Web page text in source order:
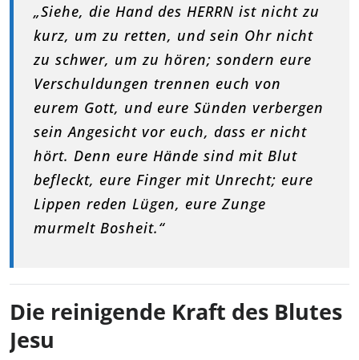
„Siehe, die Hand des HERRN ist nicht zu
kurz, um zu retten, und sein Ohr nicht
zu schwer, um zu hören; sondern eure
Verschuldungen trennen euch von
eurem Gott, und eure Sünden verbergen
sein Angesicht vor euch, dass er nicht
hört. Denn eure Hände sind mit Blut
befleckt, eure Finger mit Unrecht; eure
Lippen reden Lügen, eure Zunge
murmelt Bosheit.“
Die reinigende Kraft des Blutes
Jesu